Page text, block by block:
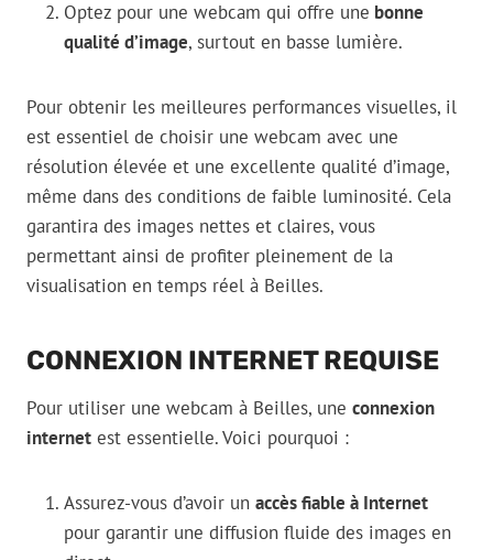
Optez pour une webcam qui offre une bonne
qualité d’image, surtout en basse lumière.
Pour obtenir les meilleures performances visuelles, il
est essentiel de choisir une webcam avec une
résolution élevée et une excellente qualité d’image,
même dans des conditions de faible luminosité. Cela
garantira des images nettes et claires, vous
permettant ainsi de profiter pleinement de la
visualisation en temps réel à Beilles.
CONNEXION INTERNET REQUISE
Pour utiliser une webcam à Beilles, une connexion
internet est essentielle. Voici pourquoi :
Assurez-vous d’avoir un accès fiable à Internet
pour garantir une diffusion fluide des images en